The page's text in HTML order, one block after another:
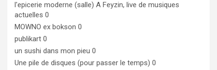
l'epicerie moderne (salle) A Feyzin, live de musiques
actuelles 0
MOWNO ex bokson 0
publikart 0
un sushi dans mon pieu 0
Une pile de disques (pour passer le temps) 0